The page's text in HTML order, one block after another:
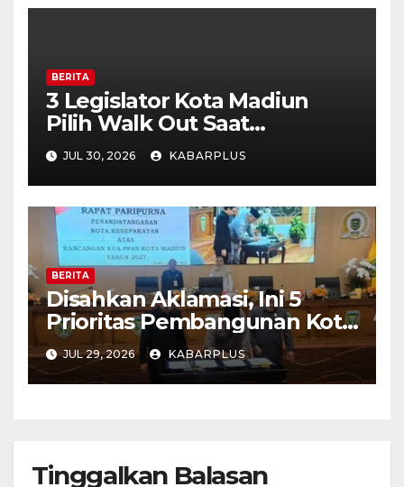
BERITA
3 Legislator Kota Madiun
Pilih Walk Out Saat
Paripurna
JUL 30, 2026 KABARPLUS
BERITA
Disahkan Aklamasi, Ini 5
Prioritas Pembangunan Kota
Madiun dalam KUA-PPAS
APBD 2027
JUL 29, 2026 KABARPLUS
Tinggalkan Balasan